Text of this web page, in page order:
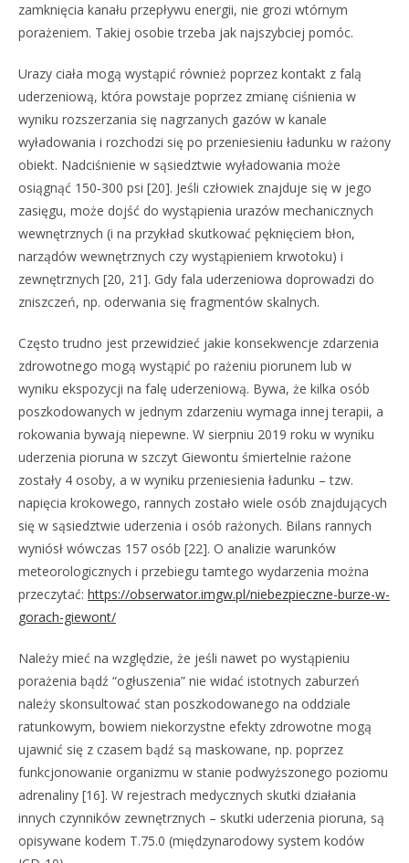
zamknięcia kanału przepływu energii, nie grozi wtórnym
porażeniem. Takiej osobie trzeba jak najszybciej pomóc.
Urazy ciała mogą wystąpić również poprzez kontakt z falą
uderzeniową, która powstaje poprzez zmianę ciśnienia w
wyniku rozszerzania się nagrzanych gazów w kanale
wyładowania i rozchodzi się po przeniesieniu ładunku w rażony
obiekt. Nadciśnienie w sąsiedztwie wyładowania może
osiągnąć 150‑300 psi [20]. Jeśli człowiek znajduje się w jego
zasięgu, może dojść do wystąpienia urazów mechanicznych
wewnętrznych (i na przykład skutkować pęknięciem błon,
narządów wewnętrznych czy wystąpieniem krwotoku) i
zewnętrznych [20, 21]. Gdy fala uderzeniowa doprowadzi do
zniszczeń, np. oderwania się fragmentów skalnych.
Często trudno jest przewidzieć jakie konsekwencje zdarzenia
zdrowotnego mogą wystąpić po rażeniu piorunem lub w
wyniku ekspozycji na falę uderzeniową. Bywa, że kilka osób
poszkodowanych w jednym zdarzeniu wymaga innej terapii, a
rokowania bywają niepewne. W sierpniu 2019 roku w wyniku
uderzenia pioruna w szczyt Giewontu śmiertelnie rażone
zostały 4 osoby, a w wyniku przeniesienia ładunku – tzw.
napięcia krokowego, rannych zostało wiele osób znajdujących
się w sąsiedztwie uderzenia i osób rażonych. Bilans rannych
wyniósł wówczas 157 osób [22]. O analizie warunków
meteorologicznych i przebiegu tamtego wydarzenia można
przeczytać: https://obserwator.imgw.pl/niebezpieczne-burze-w-
gorach-giewont/
Należy mieć na względzie, że jeśli nawet po wystąpieniu
porażenia bądź “ogłuszenia” nie widać istotnych zaburzeń
należy skonsultować stan poszkodowanego na oddziale
ratunkowym, bowiem niekorzystne efekty zdrowotne mogą
ujawnić się z czasem bądź są maskowane, np. poprzez
funkcjonowanie organizmu w stanie podwyższonego poziomu
adrenaliny [16]. W rejestrach medycznych skutki działania
innych czynników zewnętrznych – skutki uderzenia pioruna, są
opisywane kodem T.75.0 (międzynarodowy system kodów